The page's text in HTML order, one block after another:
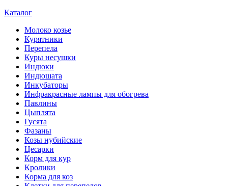
Каталог
Молоко козье
Курятники
Перепела
Куры несушки
Индюки
Индюшата
Инкубаторы
Инфракрасные лампы для обогрева
Павлины
Цыплята
Гусята
Фазаны
Козы нубийские
Цесарки
Корм для кур
Кролики
Корма для коз